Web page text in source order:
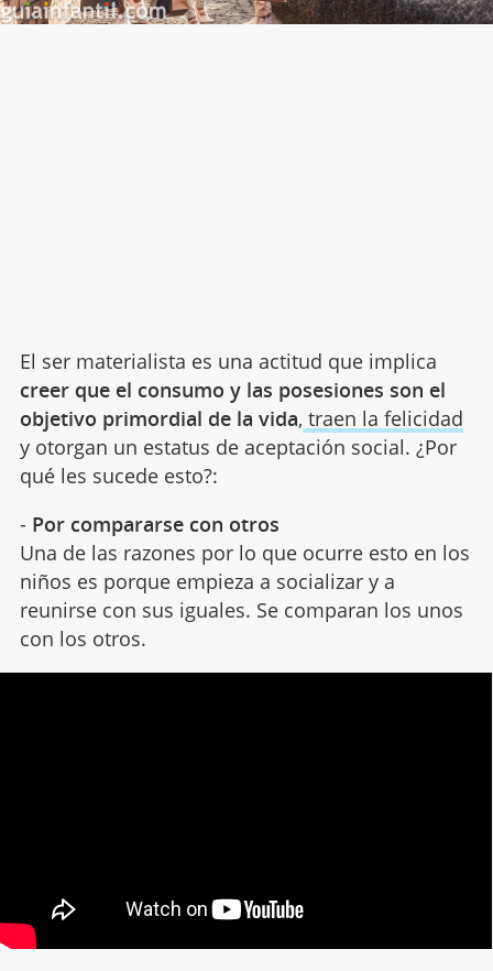
El ser materialista es una actitud que implica
creer que el consumo y las posesiones son el
objetivo primordial de la vida, traen la felicidad
y otorgan un estatus de aceptación social. ¿Por
qué les sucede esto?:
- Por compararse con otros
Una de las razones por lo que ocurre esto en los
niños es porque empieza a socializar y a
reunirse con sus iguales. Se comparan los unos
con los otros.